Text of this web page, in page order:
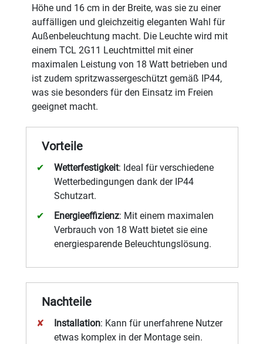
Höhe und 16 cm in der Breite, was sie zu einer
auffälligen und gleichzeitig eleganten Wahl für
Außenbeleuchtung macht. Die Leuchte wird mit
einem TCL 2G11 Leuchtmittel mit einer
maximalen Leistung von 18 Watt betrieben und
ist zudem spritzwassergeschützt gemäß IP44,
was sie besonders für den Einsatz im Freien
geeignet macht.
Vorteile
Wetterfestigkeit: Ideal für verschiedene
Wetterbedingungen dank der IP44
Schutzart.
Energieeffizienz: Mit einem maximalen
Verbrauch von 18 Watt bietet sie eine
energiesparende Beleuchtungslösung.
Nachteile
Installation: Kann für unerfahrene Nutzer
etwas komplex in der Montage sein.